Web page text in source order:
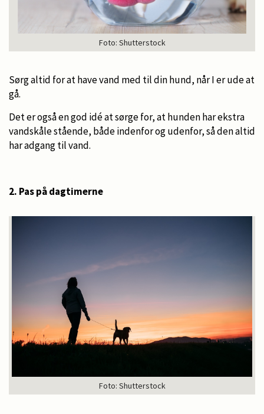
Foto: Shutterstock
Sørg altid for at have vand med til din hund, når I er ude at
gå.
Det er også en god idé at sørge for, at hunden har ekstra
vandskåle stående, både indenfor og udenfor, så den altid
har adgang til vand.
2. Pas på dagtimerne
Foto: Shutterstock